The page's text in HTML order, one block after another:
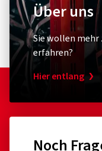
Über uns
Sie wollen mehr
erfahren?
Hier entlang
Noch